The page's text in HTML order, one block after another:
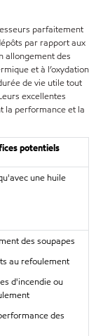
parfaitement
par rapport aux
allongement des
et à l’oxydation
de vie utile tout
excellentes
la performance et la
potentiels
une huile
des soupapes
au refoulement
d'incendie ou
des